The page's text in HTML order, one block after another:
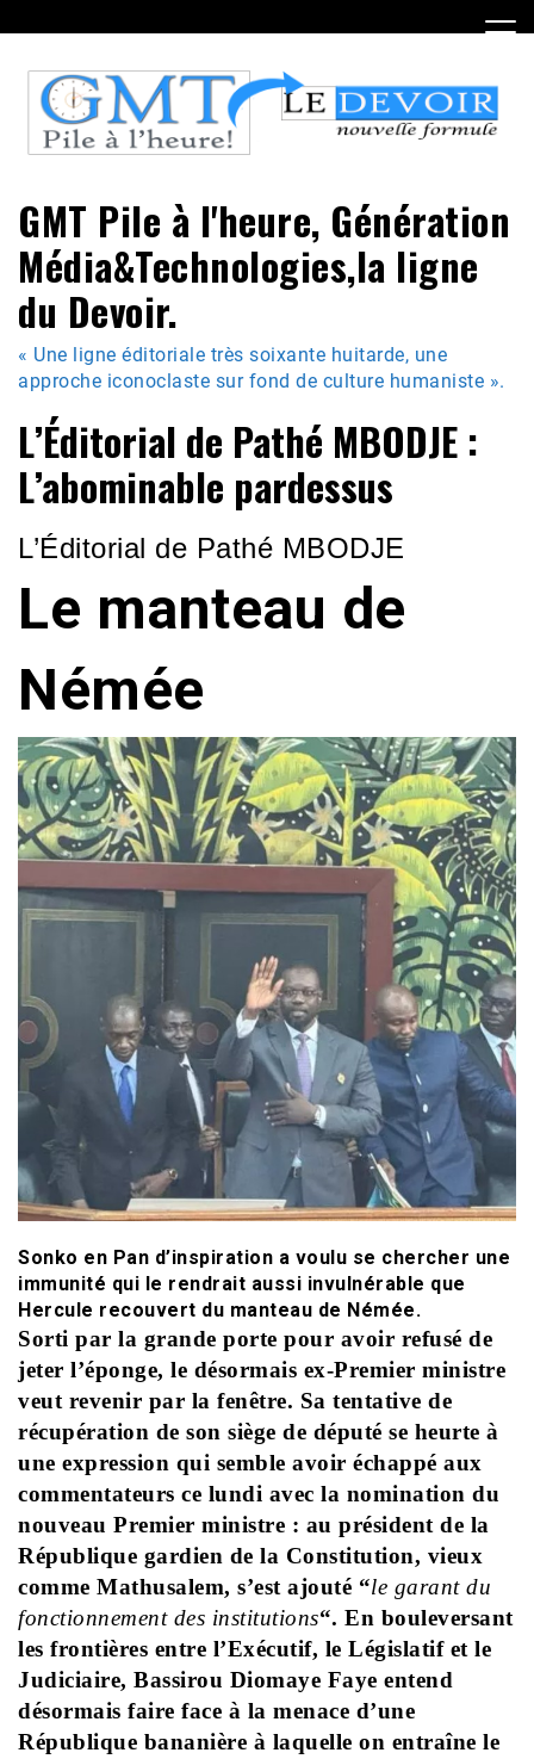
to
content
GMT Pile à l'heure, Génération
Média&Technologies,la ligne
du Devoir.
« Une ligne éditoriale très soixante huitarde, une
approche iconoclaste sur fond de culture humaniste ».
L’Éditorial de Pathé MBODJE :
L’abominable pardessus
L’Éditorial de Pathé MBODJE
Le manteau de
Némée
Sonko en Pan d’inspiration a voulu se chercher une
immunité qui le rendrait aussi invulnérable que
Hercule recouvert du manteau de Némée.
Sorti par la grande porte pour avoir refusé de
jeter l’éponge, le désormais ex-Premier ministre
veut revenir par la fenêtre. Sa tentative de
récupération de son siège de député se heurte à
une expression qui semble avoir échappé aux
commentateurs ce lundi avec la nomination du
nouveau Premier ministre : au président de la
République gardien de la Constitution, vieux
comme Mathusalem, s’est ajouté “le garant du
fonctionnement des institutions“. En bouleversant
les frontières entre l’Exécutif, le Législatif et le
Judiciaire, Bassirou Diomaye Faye entend
désormais faire face à la menace d’une
République bananière à laquelle on entraîne le